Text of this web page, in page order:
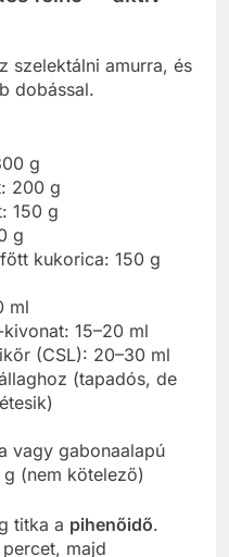
szelektálni amurra, és
dobással.
g
200 g
150 g
g
kukorica: 150 g
ml
15–20 ml
(CSL): 20–30 ml
(tapadós, de
vagy gabonaalapú
g (nem kötelező)
titka a pihenőidő.
majd